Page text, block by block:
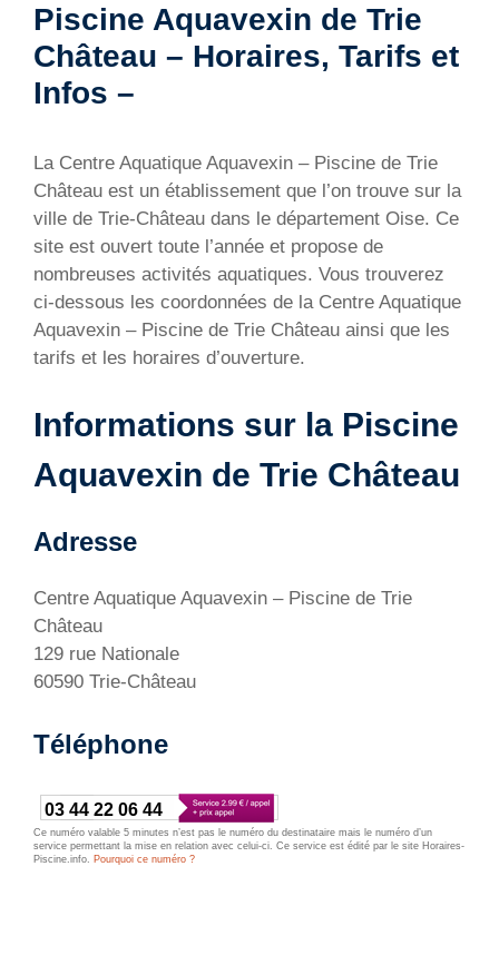
Piscine Aquavexin de Trie
Château – Horaires, Tarifs et
Infos –
La Centre Aquatique Aquavexin – Piscine de Trie
Château est un établissement que l’on trouve sur la
ville de Trie-Château dans le département Oise. Ce
site est ouvert toute l’année et propose de
nombreuses activités aquatiques. Vous trouverez
ci-dessous les coordonnées de la Centre Aquatique
Aquavexin – Piscine de Trie Château ainsi que les
tarifs et les horaires d’ouverture.
Informations sur la Piscine
Aquavexin de Trie Château
Adresse
Centre Aquatique Aquavexin – Piscine de Trie
Château
129 rue Nationale
60590 Trie-Château
Téléphone
03 44 22 06 44
Ce numéro valable 5 minutes n’est pas le numéro du destinataire mais le numéro d’un
service permettant la mise en relation avec celui-ci. Ce service est édité par le site Horaires-
Piscine.info. Pourquoi ce numéro ?